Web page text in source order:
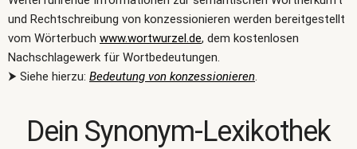
und Rechtschreibung von konzessionieren werden bereitgestellt
vom Wörterbuch www.wortwurzel.de, dem kostenlosen
Nachschlagewerk für Wortbedeutungen.
⮞ Siehe hierzu: Bedeutung von konzessionieren.
Dein Synonym-Lexikothek